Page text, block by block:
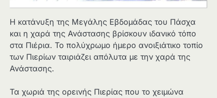
Η κατάνυξη της Μεγάλης Εβδομάδας του Πάσχα
και η χαρά της Ανάστασης βρίσκουν ιδανικό τόπο
στα Πιέρια. Το πολύχρωμο ήμερο ανοιξιάτικο τοπίο
των Πιερίων ταιριάζει απόλυτα με την χαρά της
Ανάστασης.
Τα χωριά της ορεινής Πιερίας που το χειμώνα